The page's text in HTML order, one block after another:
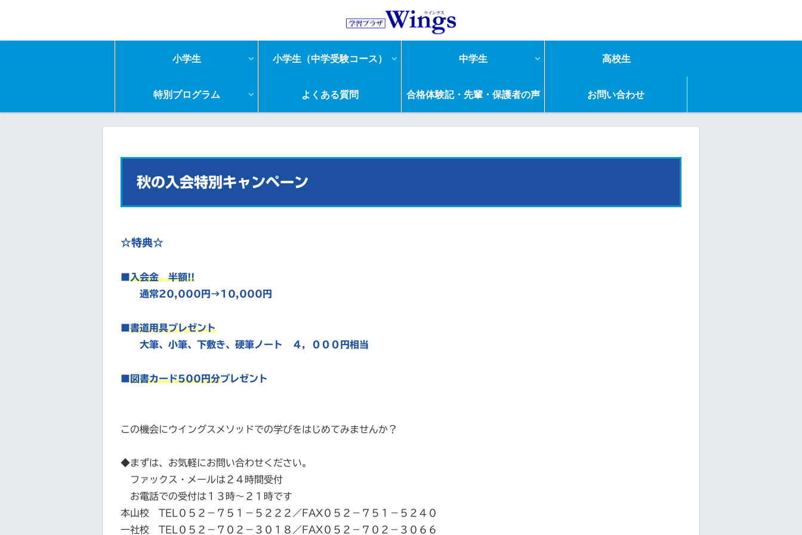
小学生 小学生（中学受験コース） 中学生 高校生
特別プログラム よくある質問 合格体験記・先輩・保護者の声 お問い合わせ
秋の入会特別キャンペーン
☆特典☆
入会金 半額!!
通常20,000円→10,000円
書道用具プレゼント
大筆、小筆、下敷き、硬筆ノート ４，０００円相当
図書カード500円分プレゼント
この機会にウイングスメソッドでの学びをはじめてみませんか？
◆まずは、お気軽にお問い合わせください。
ファックス・メールは２４時間受付
お電話での受付は１３時～２１時です
本山校 TEL０５２－７５１－５２２２／FAX０５２－７５１－５２４０
一社校 TEL０５２－７０２－３０１８／FAX０５２－７０２－３０６６